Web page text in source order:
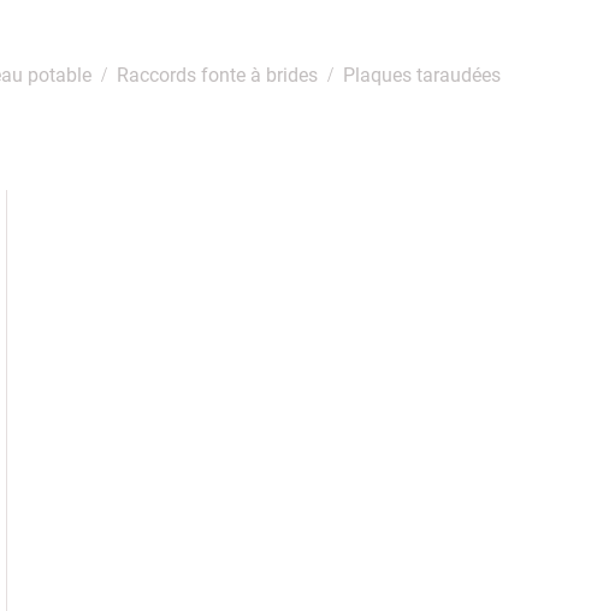
potable Raccords fonte à brides Plaques taraudées